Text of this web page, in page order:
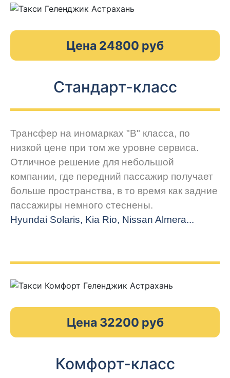
Цена 24800 руб
Стандарт-класс
Трансфер на иномарках "В" класса, по
низкой цене при том же уровне сервиса.
Отличное решение для небольшой
компании, где передний пассажир получает
больше пространства, в то время как задние
пассажиры немного стеснены.
Hyundai Solaris, Kia Rio, Nissan Almera...
Цена 32200 руб
Комфорт-класс